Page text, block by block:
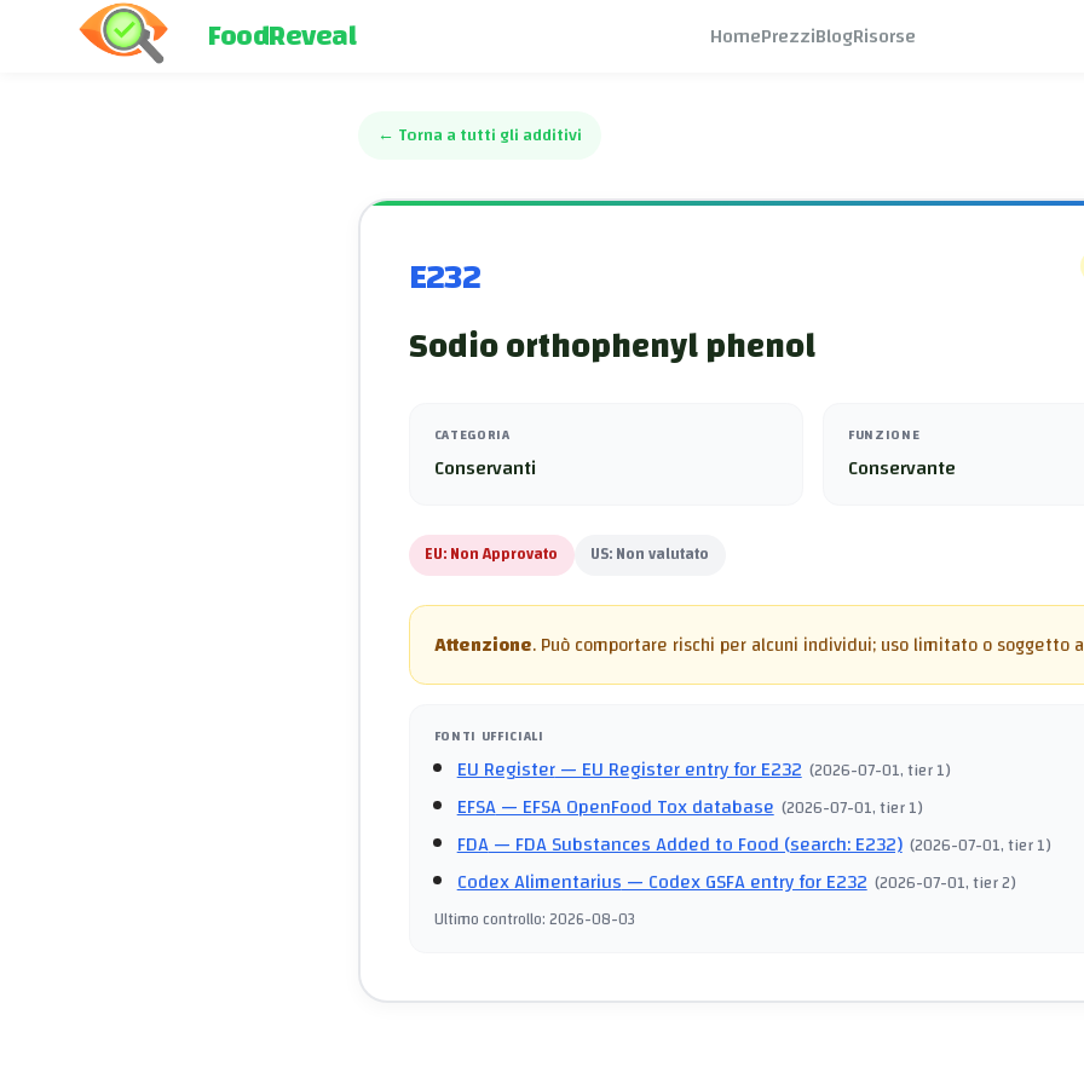
FoodReveal HomePrezziBlogRisorse
← Torna a tutti gli additivi
E232
Sodio orthophenyl phenol
CATEGORIA
Conservanti
FUNZIONE
Conservante
EU:Non Approvato US:Non valutato
Attenzione.Può comportare rischi per alcuni individui; uso limitato o soggetto
FONTI UFFICIALI
EU Register— EU Register entry for E232 (2026-07-01, tier 1)
EFSA— EFSA OpenFood Tox database (2026-07-01, tier 1)
FDA— FDA Substances Added to Food (search: E232) (2026-07-01, tier 1)
Codex Alimentarius— Codex GSFA entry for E232 (2026-07-01, tier 2)
Ultimo controllo:2026-08-03